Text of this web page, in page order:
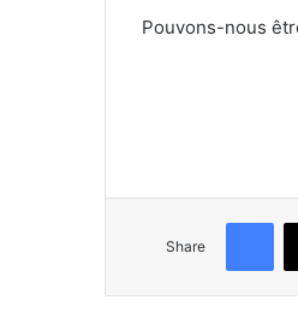
Pouvons-nous
Share